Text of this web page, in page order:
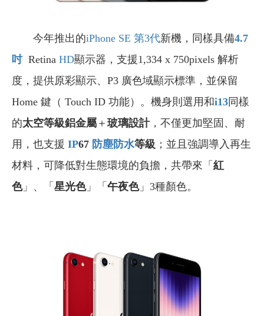
今年推出的iPhone SE 第3代新機，同樣具備4.7
吋 Retina HD顯示器，支援1,334 x 750pixels 解析
度，提供原彩顯示、P3 廣色域顯示標準，並保留
Home 鍵（ Touch ID 功能）。機身則選用和i13同樣
的太空等級鋁金屬 ＋ 玻璃設計，不僅更加堅固、耐
用，也支援 IP67 防塵防水等級 ；並且強調導入再生
材料，可降低對生態環境的負擔，共帶來「 紅
色」、「 星光色」「 午夜色」3種顏色。